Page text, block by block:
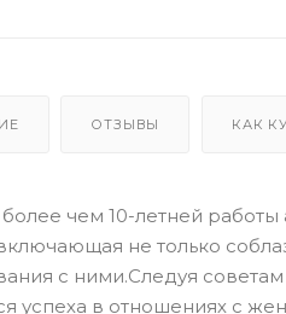
ОТЗЫВЫ КАК
чем 10-летней работы
не только
с ними.Следуя
успеха в отношениях с